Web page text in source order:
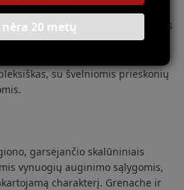
su minkštais taninais ir
Prinokusių vaisių natos
užuominomis, suteikdamos
su švelniomis prieskonių
garsėjančio skalūniniais
vynuogių auginimo sąlygomis,
charakterį. Grenache ir
20 metų